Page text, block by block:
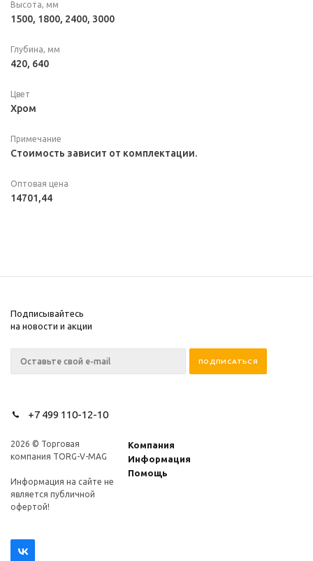
Высота, мм
1500, 1800, 2400, 3000
Глубина, мм
420, 640
Цвет
Хром
Примечание
Стоимость зависит от комплектации.
Оптовая цена
14701,44
Подписывайтесь
на новости и акции
+7 499 110-12-10
2026 © Торговая
компания TORG-V-MAG
Информация на сайте не
является публичной
офертой!
Компания
Информация
Помощь